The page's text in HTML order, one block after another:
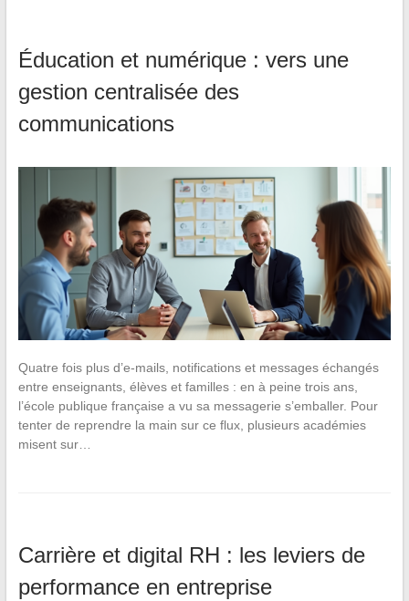
Éducation et numérique : vers une
gestion centralisée des
communications
Quatre fois plus d’e-mails, notifications et messages échangés
entre enseignants, élèves et familles : en à peine trois ans,
l’école publique française a vu sa messagerie s’emballer. Pour
tenter de reprendre la main sur ce flux, plusieurs académies
misent sur…
Carrière et digital RH : les leviers de
performance en entreprise